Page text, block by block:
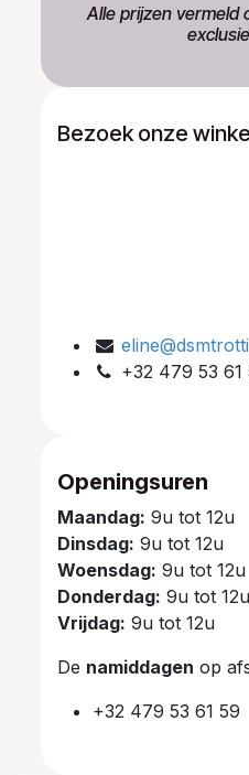
​Alle prijzen
Bezoek onze
+32 479 53 61
Openingsuren
Maandag: 9u tot 12u
Dinsdag: 9u tot 12u
Woensdag: 9u tot 12u
Donderdag: 9u tot 12u
Vrijdag: 9u tot 12u
De namiddagen op
+32 479 53 61 59